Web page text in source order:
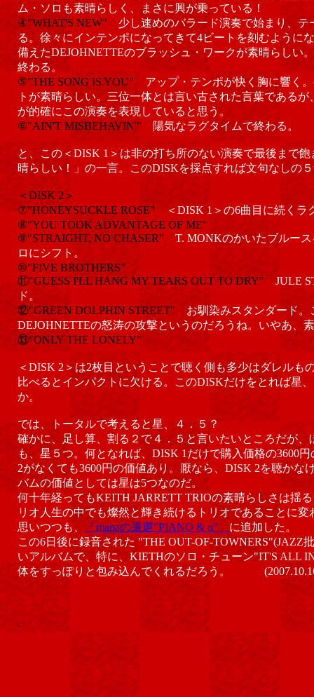
ム・ソロも素晴らしく、まさに興が乗っている！
④"WHAT'S NEW" 少し速めのバラード演奏で始まり、
る。徐々にインテンポになってきて4ビートを刻むように
備えたDEJOHNETTEのブラッシュ・ワークが素晴らしい
終わる。
⑤"THE SONG IS YOU" アップ・テンポが快く胸に響く
トが素晴らしい。三位一体とは言い古された言葉である
が的確にこの演奏を表現していると思う。
⑥"AIN'T MISBEHAVIN'"
陽気なラグタイムで終わる。
と、この＜DISK 1＞は非の打ち所のない演奏で最後まで
晴らしい！」の一言。このDISKを採点すれば文句なしの
＜DISK 2＞
⑦"HONEYSUCKLE ROSE"＜DISK 1＞の6曲目に続くラ
⑧"YOU TOOK ADVANTAGE OF ME"
⑨"STRAIGHT, NO CHASER" T. MONKのかいたブルー
ロにシフト。
⑩"FIVE BROTHERS"
⑪"GUESS I'LL HANG MY TEARS OUT TO DRY"JULE
ド。
⑫"GREEN DOLPHIN STREET"お馴染みスタンダード。
DEJOHNETTEの怒涛の攻撃というのだろうね。いやあ、
⑬"ONLY THE LONELY"
＜DISK 2＞は2枚目ということで聴く側も多少はダレルも
比べるとインパクトに欠ける。このDISKだけをとれば星
か。
では、トータルで考えると星、４．５？
確かに、足し算、割る２で４．５と言いたいところだが
も、星５つ。何となれば、DISK 1だけで購入価格の3600
2がなくても3600円の価値あり。厭なら、DISK 2を聴かな
バムの価値としては星は5つなのだ。
何十年経ってもKEITH JARRETT TRIOの素晴らしさは揺
リオ人生の中でも燦然と輝き続けるトリオであることに
思いつつも、「manaの厳選"PIANO & α"」に追加した。
この6日後に録音された "THE OUT-OF-
いアルバムで、特に、KIETHのソロ・チューン"IT'S ALL
体をすっぽりと包み込んでくれるだろう。
.